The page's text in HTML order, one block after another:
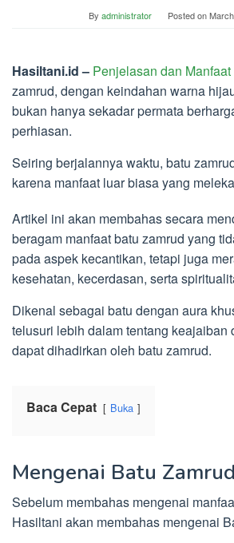
By administrator Posted on
Hasiltani.id – Penjelasan dan
zamrud, dengan keindahan warna
bukan hanya sekadar permata
perhiasan.
Seiring berjalannya waktu, batu
karena manfaat luar biasa yang
Artikel ini akan membahas secara
beragam manfaat batu zamrud yang
pada aspek kecantikan, tetapi juga
kesehatan, kecerdasan, serta
Dikenal sebagai batu dengan aura
telusuri lebih dalam tentang keajaiban
dapat dihadirkan oleh batu zamrud.
Baca Cepat Buka
Mengenai Batu Zamrud
Sebelum membahas mengenai
Hasiltani akan membahas mengenai